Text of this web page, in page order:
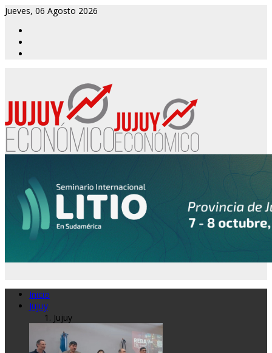
Jueves, 06 Agosto 2026
Inicio
Jujuy
Jujuy